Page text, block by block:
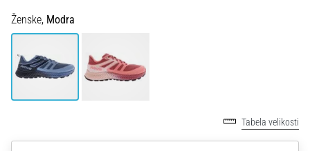
praksi
»shuttle
oziroma
tek
spremembo
Ženske, Modra
Tabela velikosti